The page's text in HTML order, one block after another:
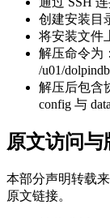
创建安装目
将安装文件
解压命令为
/u01/
解压后包含
config 与
原文访问与
本部分声明转载
原文链接。